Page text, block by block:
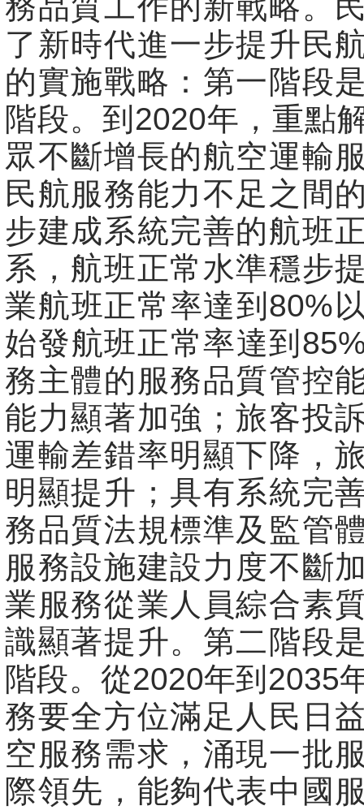
務品質工作的新戰略。
了新時代進一步提升民
的實施戰略：第一階段
階段。到2020年，重點
眾不斷增長的航空運輸
民航服務能力不足之間
步建成系統完善的航班
系，航班正常水準穩步
業航班正常率達到80%
始發航班正常率達到
務主體的服務品質管控
能力顯著加強；旅客投
運輸差錯率明顯下降，
明顯提升；具有系統完
務品質法規標準及監管
服務設施建設力度不斷
業服務從業人員綜合素
識顯著提升。第二階段
階段。從2020年到2035
務要全方位滿足人民日
空服務需求，涌現一批
際領先，能夠代表中國